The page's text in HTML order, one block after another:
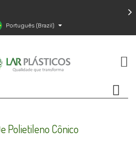
Português (Brazil)
Polietileno Cônico